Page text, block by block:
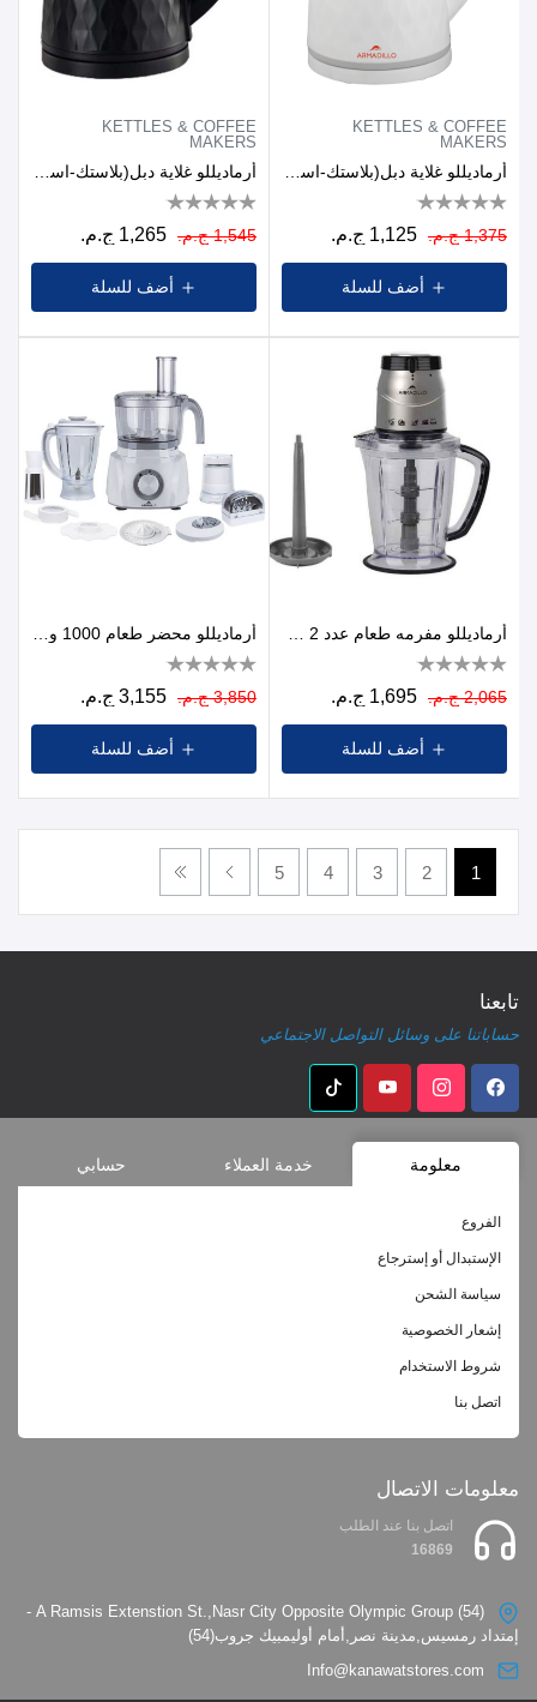
KETTLES & COFFEE
MAKERS
1,375 ج.م. 1,125 ج.م.
أضف للسلة
KETTLES & COFFEE
MAKERS
1,545 ج.م. 1,265 ج.م.
أضف للسلة
2,065 ج.م. 1,695 ج.م.
أضف للسلة
3,850 ج.م. 3,155 ج.م.
أضف للسلة
1
2
3
4
5
تابعنا
حساباتنا على وسائل التواصل الاجتماعي
معلومة خدمة العملاء حسابي
معلومات الاتصال
اتصل بنا عند الطلب
16869
(54) A Ramsis Extenstion St.,Nasr City Opposite Olympic Group -
إمتداد رمسيس,مدينة نصر,أمام أوليمبيك جروب(54)
Info@kanawatstores.com
الفروع
الإستبدال أو إسترجاع
سياسة الشحن
إشعار الخصوصية
شروط الاستخدام
اتصل بنا